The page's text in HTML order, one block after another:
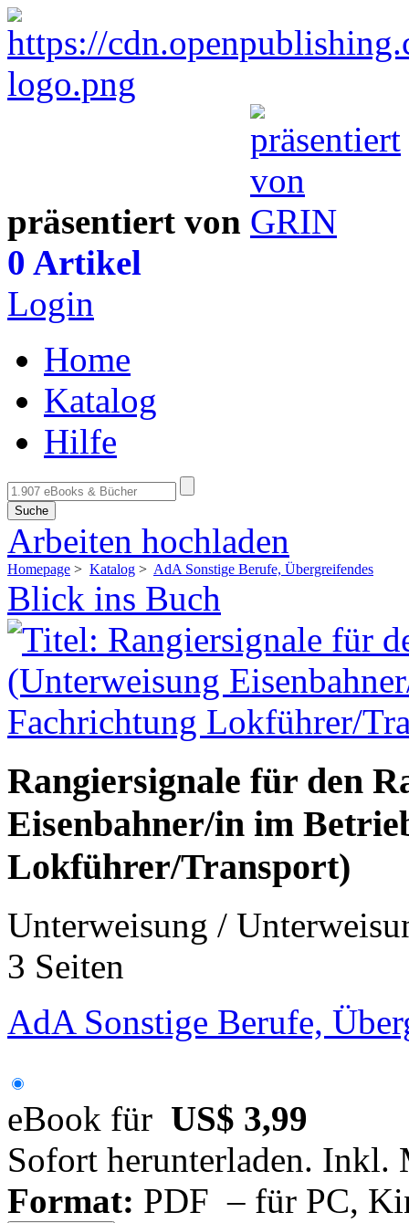
präsentiert von
0 Artikel
Login
Home
Katalog
Hilfe
Suche
Arbeiten hochladen
Homepage > Katalog > AdA Sonstige Berufe, Übergreifendes
Blick ins Buch
Rangiersignale für den
Eisenbahner/in im
Lokführer/Transport)
Unterweisung /
3 Seiten
AdA Sonstige Berufe,
eBook für US$ 3,99
Sofort herunterladen. Inkl.
Format: PDF – für PC,